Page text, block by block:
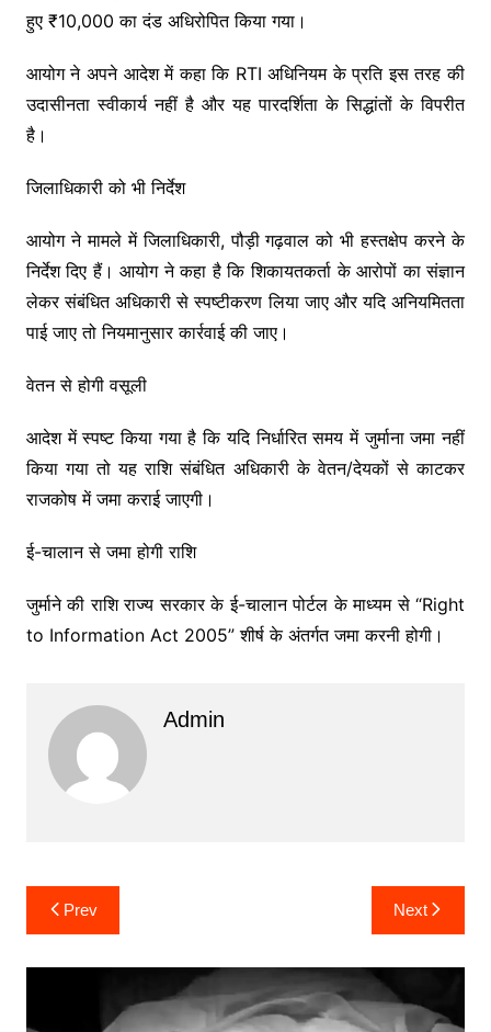
हुए ₹10,000 का दंड अधिरोपित किया गया।
आयोग ने अपने आदेश में कहा कि RTI अधिनियम के प्रति इस तरह की
उदासीनता स्वीकार्य नहीं है और यह पारदर्शिता के सिद्धांतों के विपरीत
है।
जिलाधिकारी को भी निर्देश
आयोग ने मामले में जिलाधिकारी, पौड़ी गढ़वाल को भी हस्तक्षेप करने के
निर्देश दिए हैं। आयोग ने कहा है कि शिकायतकर्ता के आरोपों का संज्ञान
लेकर संबंधित अधिकारी से स्पष्टीकरण लिया जाए और यदि अनियमितता
पाई जाए तो नियमानुसार कार्रवाई की जाए।
वेतन से होगी वसूली
आदेश में स्पष्ट किया गया है कि यदि निर्धारित समय में जुर्माना जमा नहीं
किया गया तो यह राशि संबंधित अधिकारी के वेतन/देयकों से काटकर
राजकोष में जमा कराई जाएगी।
ई-चालान से जमा होगी राशि
जुर्माने की राशि राज्य सरकार के ई-चालान पोर्टल के माध्यम से “Right
to Information Act 2005” शीर्ष के अंतर्गत जमा करनी होगी।
Admin
Post
navigation
Prev Next